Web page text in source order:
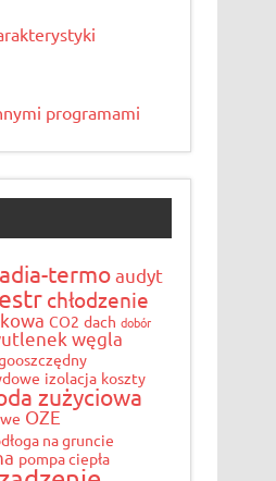
programami
termo audyt
chłodzenie
CO2 dach dobór
węgla
izolacja koszty
zużyciowa
OZE
na gruncie
pompa ciepła